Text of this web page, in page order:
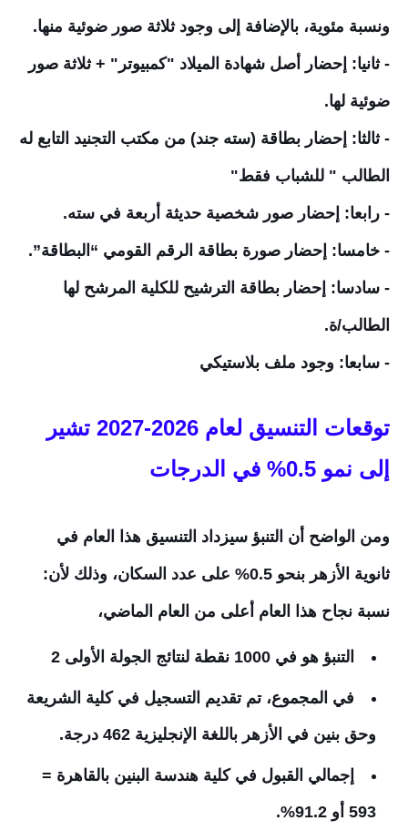
ونسبة مئوية، بالإضافة إلى وجود ثلاثة صور ضوئية منها.
- ثانيا: إحضار أصل شهادة الميلاد "كمبيوتر" + ثلاثة صور
ضوئية لها.
- ثالثا: إحضار بطاقة (سته جند) من مكتب التجنيد التابع له
الطالب " للشباب فقط"
- رابعا: إحضار صور شخصية حديثة أربعة في سته.
- خامسا: إحضار صورة بطاقة الرقم القومي “البطاقة”.
- سادسا: إحضار بطاقة الترشيح للكلية المرشح لها
الطالب/ة.
- سابعا: وجود ملف بلاستيكي
توقعات التنسيق لعام 2026-2027 تشير
إلى نمو 0.5% في الدرجات
ومن الواضح أن التنبؤ سيزداد التنسيق هذا العام في
ثانوية الأزهر بنحو 0.5% على عدد السكان، وذلك لأن:
نسبة نجاح هذا العام أعلى من العام الماضي،
التنبؤ هو في 1000 نقطة لنتائج الجولة الأولى 2
في المجموع، تم تقديم التسجيل في كلية الشريعة
وحق بنين في الأزهر باللغة الإنجليزية 462 درجة.
إجمالي القبول في كلية هندسة البنين بالقاهرة =
593 أو 91.2%.